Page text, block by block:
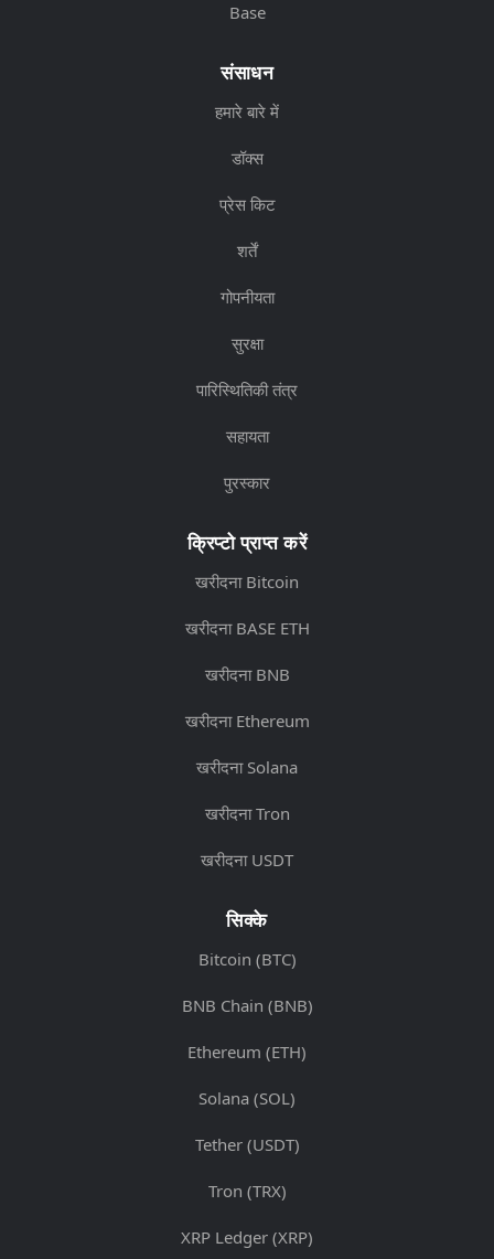
Base
संसाधन
हमारे बारे में
डॉक्स
प्रेस किट
शर्तें
गोपनीयता
सुरक्षा
पारिस्थितिकी तंत्र
सहायता
पुरस्कार
क्रिप्टो प्राप्त करें
खरीदना Bitcoin
खरीदना BASE ETH
खरीदना BNB
खरीदना Ethereum
खरीदना Solana
खरीदना Tron
खरीदना USDT
सिक्के
Bitcoin (BTC)
BNB Chain (BNB)
Ethereum (ETH)
Solana (SOL)
Tether (USDT)
Tron (TRX)
XRP Ledger (XRP)